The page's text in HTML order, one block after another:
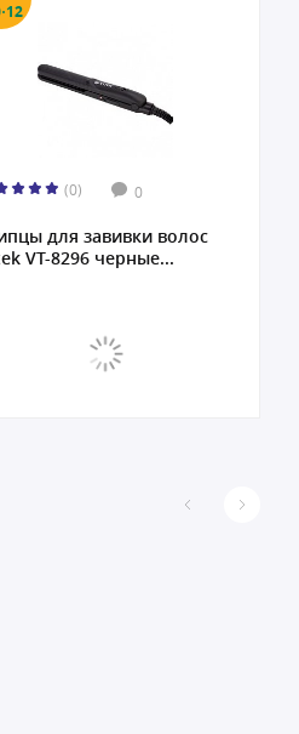
(0) 0
для завивки волос
VT-8296 черные...